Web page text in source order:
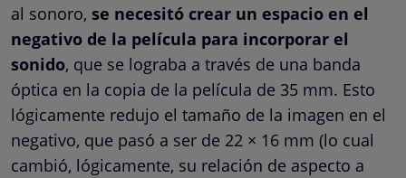
al sonoro, se necesitó crear un espacio en el
negativo de la película para incorporar el
sonido, que se lograba a través de una banda
óptica en la copia de la película de 35 mm. Esto
lógicamente redujo el tamaño de la imagen en el
negativo, que pasó a ser de 22 × 16 mm (lo cual
cambió, lógicamente, su relación de aspecto a